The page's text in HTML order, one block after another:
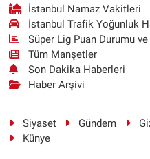
İstanbul Namaz Vakitleri
İstanbul Trafik Yoğunluk
Süper Lig Puan Durumu
Tüm Manşetler
Son Dakika Haberleri
Haber Arşivi
Siyaset Gündem
Künye